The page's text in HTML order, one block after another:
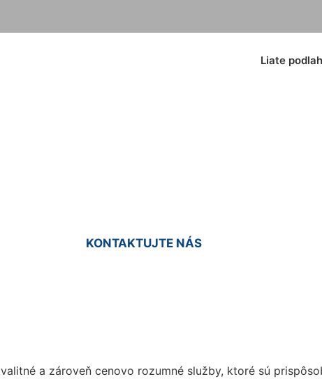
Liate
KONTAKTUJTE NÁS
a zároveň cenovo rozumné služby, ktoré sú